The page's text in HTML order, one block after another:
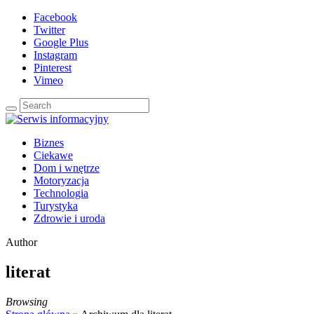
Facebook
Twitter
Google Plus
Instagram
Pinterest
Vimeo
Biznes
Ciekawe
Dom i wnętrze
Motoryzacja
Technologia
Turystyka
Zdrowie i uroda
Author
literat
Browsing